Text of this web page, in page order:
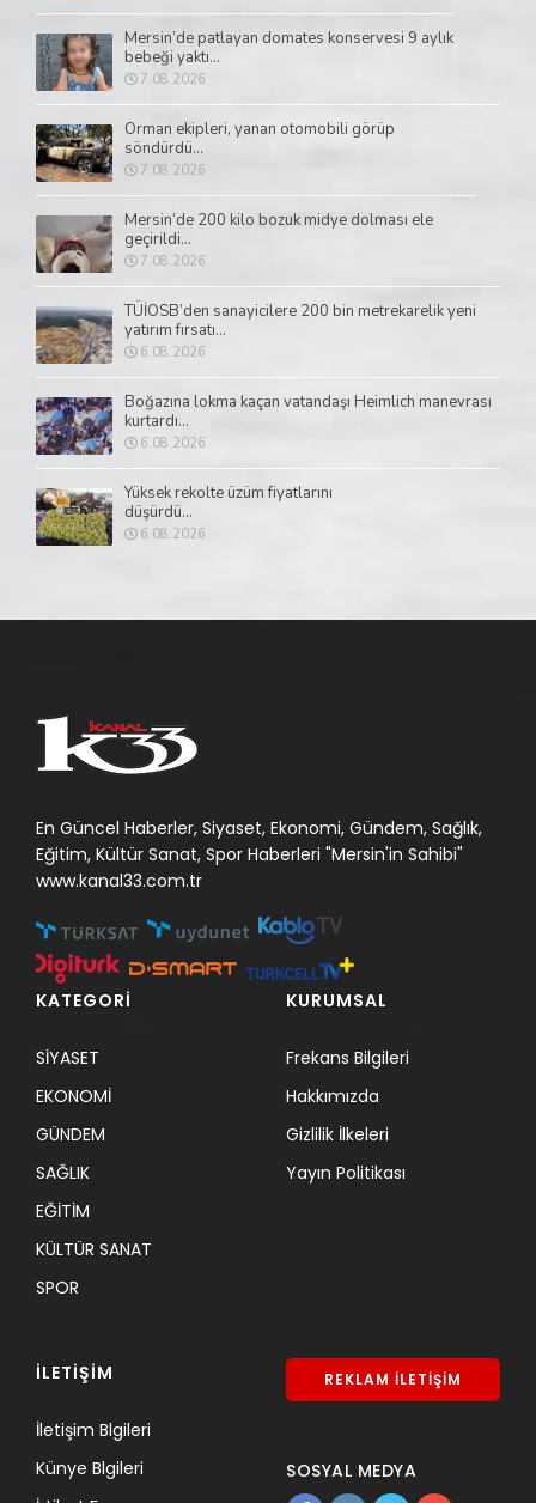
Mersin’de patlayan domates konservesi 9 aylık
bebeği yaktı...
7.08.2026
Orman ekipleri, yanan otomobili görüp
söndürdü...
7.08.2026
Mersin’de 200 kilo bozuk midye dolması ele
geçirildi...
7.08.2026
TÜİOSB’den sanayicilere 200 bin metrekarelik yeni
yatırım fırsatı...
6.08.2026
Boğazına lokma kaçan vatandaşı Heimlich manevrası
kurtardı...
6.08.2026
Yüksek rekolte üzüm fiyatlarını
düşürdü...
6.08.2026
En Güncel Haberler, Siyaset, Ekonomi, Gündem, Sağlık,
Eğitim, Kültür Sanat, Spor Haberleri "Mersin'in Sahibi"
www.kanal33.com.tr
KATEGORİ
SİYASET
EKONOMİ
GÜNDEM
SAĞLIK
EĞİTİM
KÜLTÜR SANAT
SPOR
KURUMSAL
Frekans Bilgileri
Hakkımızda
Gizlilik İlkeleri
Yayın Politikası
İLETİŞİM
İletişim Blgileri
Künye Blgileri
REKLAM İLETİŞİM
SOSYAL MEDYA